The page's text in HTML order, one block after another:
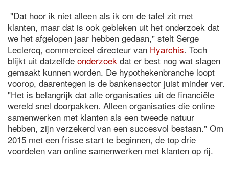
"Dat hoor ik niet alleen als ik om de tafel zit met
klanten, maar dat is ook gebleken uit het onderzoek dat
we het afgelopen jaar hebben gedaan," stelt Serge
Leclercq, commercieel directeur van Hyarchis. Toch
blijkt uit datzelfde onderzoek dat er best nog wat slagen
gemaakt kunnen worden. De hypothekenbranche loopt
voorop, daarentegen is de bankensector juist minder ver.
"Het is belangrijk dat alle organisaties uit de financiële
wereld snel doorpakken. Alleen organisaties die online
samenwerken met klanten als een tweede natuur
hebben, zijn verzekerd van een succesvol bestaan." Om
2015 met een frisse start te beginnen, de top drie
voordelen van online samenwerken met klanten op rij.